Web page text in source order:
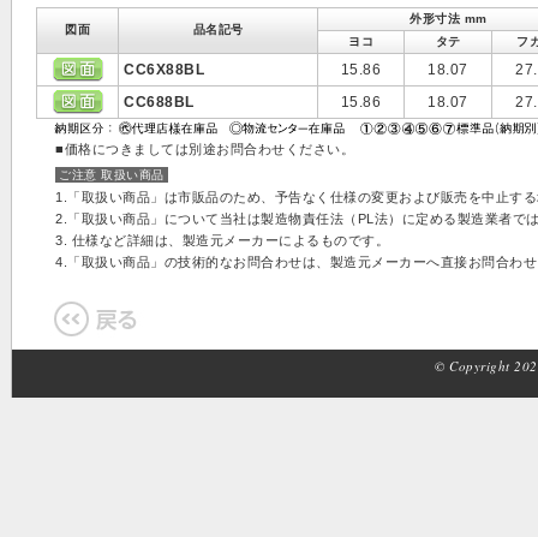
図面 品名記号
外形寸法 mm
ヨコ
タテ フ
CC6X88BL 15.86 18.07
CC688BL
15.86 18.07
■価格につきましては別途お問合わせください。
ご注意 取扱い商品
1.「取扱い商品」は市販品のため、予告なく仕様の変更および販売を中止す
2.「取扱い商品」について当社は製造物責任法（PL法）に定める製造業者で
3. 仕様など詳細は、製造元メーカーによるものです。
4.「取扱い商品」の技術的なお問合わせは、製造元メーカーへ直接お問合わ
© Copyright